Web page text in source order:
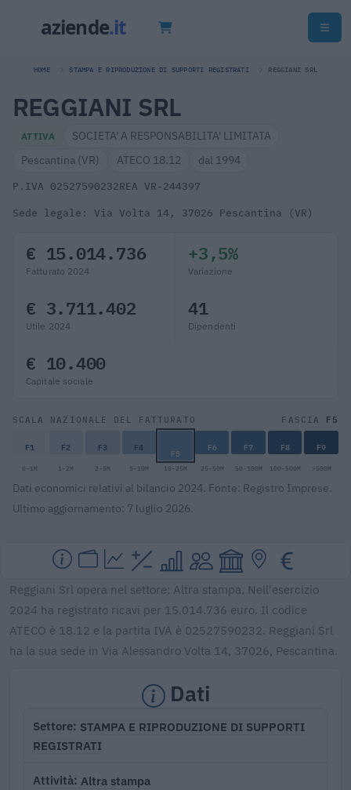
HOME STAMPA E RIPRODUZIONE DI SUPPORTI REGISTRATI REGGIANI SRL
REGGIANI SRL
ATTIVA
SOCIETA' A RESPONSABILITA' LIMITATA
Pescantina (VR)
ATECO 18.12 dal 1994
P.IVA 02527590232REA VR-244397
Sede legale: Via Volta 14, 37026 Pescantina (VR)
€ 15.014.736
Fatturato 2024
+3,5%
Variazione
€ 3.711.402
Utile 2024
41
Dipendenti
€ 10.400
Capitale sociale
SCALA NAZIONALE DEL FATTURATO FASCIA F5
F1 F2 F3 F4 F5 F6 F7 F8 F9
0-1M 1-2M 2-5M 5-10M 10-25M 25-50M 50-100M 100-500M >500M
Dati economici relativi al bilancio 2024. Fonte: Registro Imprese.
Ultimo aggiornamento: 7 luglio 2026.
Reggiani Srl opera nel settore: Altra stampa. Nell'esercizio
2024 ha registrato ricavi per 15.014.736 euro. Il codice
ATECO è 18.12 e la partita IVA è 02527590232. Reggiani Srl
ha la sua sede in Via Alessandro Volta 14, 37026, Pescantina.
Dati
Settore STAMPA E RIPRODUZIONE DI SUPPORTI
REGISTRATI
Attività Altra stampa